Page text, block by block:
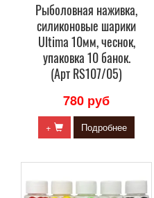
Рыболовная наживка,
силиконовые шарики
Ultima 10мм, чеснок,
упаковка 10 банок.
(Арт RS107/05)
780 руб
+ Подробнее